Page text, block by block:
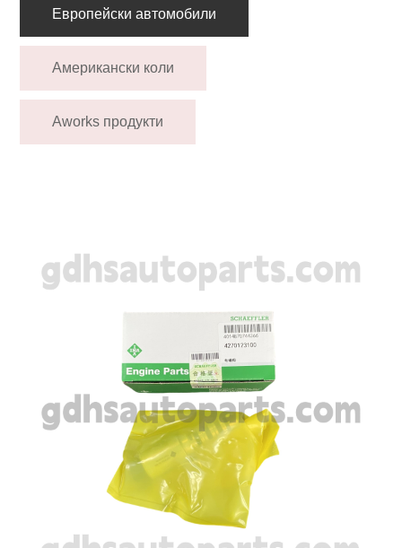
Европейски автомобили
Американски коли
Aworks продукти